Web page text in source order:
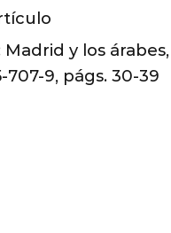
y los
707-9, págs. 30-39